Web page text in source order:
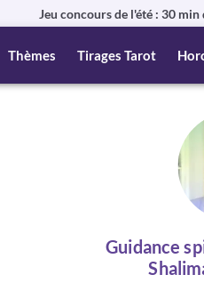
Jeu concours de l'été : 30
Thèmes Tirages Tarot
Guidance